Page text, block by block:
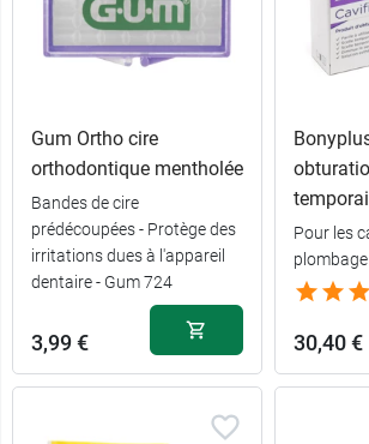
Gum Ortho cire
orthodontique mentholée
Bandes de cire
prédécoupées - Protège des
irritations dues à l'appareil
dentaire - Gum 724
3,99 €
Pour les
plombage
30,40 €